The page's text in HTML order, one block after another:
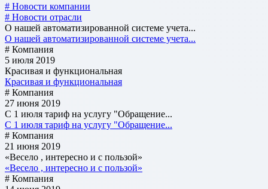
# Новости компании
# Новости отрасли
О нашей автоматизированной системе учета...
О нашей автоматизированной системе учета...
# Компания
5 июля 2019
Красивая и функциональная
Красивая и функциональная
# Компания
27 июня 2019
С 1 июля тариф на услугу "Обращение...
С 1 июля тариф на услугу "Обращение...
# Компания
21 июня 2019
«Весело , интересно и с пользой»
«Весело , интересно и с пользой»
# Компания